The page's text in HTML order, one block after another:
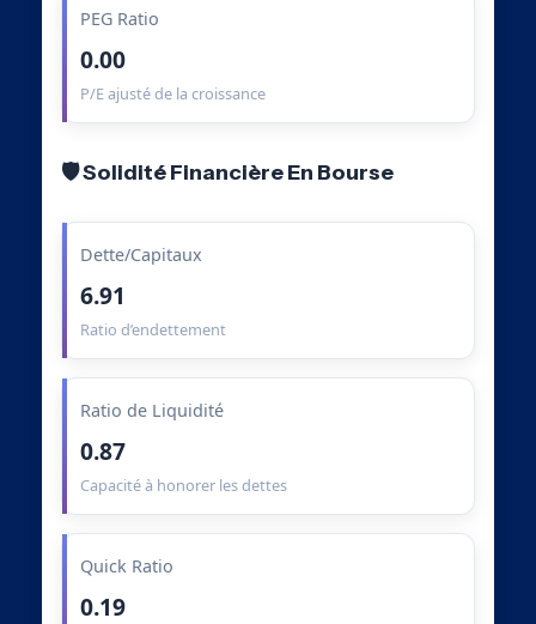
PEG Ratio
0.00
P/E ajusté de la croissance
🛡️ Solidité Financière En Bourse
Dette/Capitaux
6.91
Ratio d’endettement
Ratio de Liquidité
0.87
Capacité à honorer les dettes
Quick Ratio
0.19